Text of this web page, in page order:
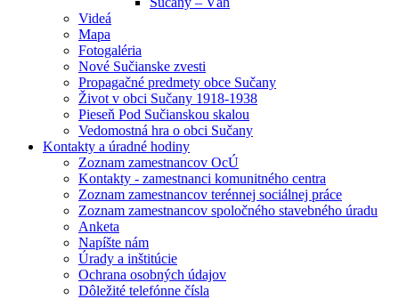
Videá
Mapa
Fotogaléria
Nové Sučianske zvesti
Propagačné predmety obce Sučany
Život v obci Sučany 1918-1938
Pieseň Pod Sučianskou skalou
Vedomostná hra o obci Sučany
Kontakty a úradné hodiny
Zoznam zamestnancov OcÚ
Kontakty - zamestnanci komunitného centra
Zoznam zamestnancov terénnej sociálnej práce
Zoznam zamestnancov spoločného stavebného úradu
Anketa
Napíšte nám
Úrady a inštitúcie
Ochrana osobných údajov
Dôležité telefónne čísla